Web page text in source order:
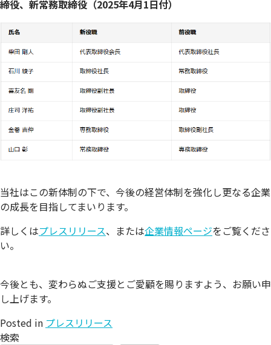
締役、新常務取締役（2025年4月1日付）
当社はこの新体制の下で、今後の経営体制を強化し更なる企業
の成長を目指してまいります。
詳しくはプレスリリース、または企業情報ページをご覧くださ
い。
今後とも、変わらぬご支援とご愛顧を賜りますよう、お願い申
し上げます。
Posted in プレスリリース
検索